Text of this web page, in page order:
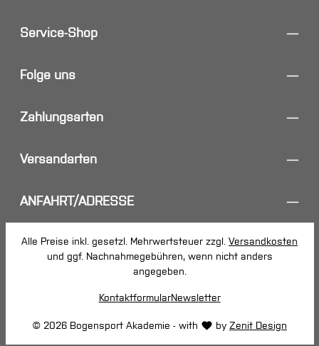
Service-Shop
Folge uns
Zahlungsarten
Versandarten
ANFAHRT/ADRESSE
Alle Preise inkl. gesetzl. Mehrwertsteuer zzgl. Versandkosten
und ggf. Nachnahmegebühren, wenn nicht anders
angegeben.
© 2026 Bogensport Akademie - with by Zenit Design
KontaktformularNewsletter